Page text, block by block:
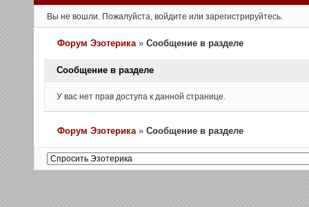
Вы не вошли. Пожалуйста, войдите или зарегистрируйтесь.
Форум Эзотерика »Сообщение в разделе
Сообщение в разделе
У вас нет прав доступа к данной странице.
Форум Эзотерика »Сообщение в разделе